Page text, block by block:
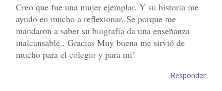
Creo que fue una mujer ejemplar. Y su historia me
ayudo en mucho a reflexionar..Se porque me
mandaron a saber su biografía da una enseñanza
inalcansable.. Gracias Muy buena me sirvió de
mucho para el colegio y para mi!
Responder